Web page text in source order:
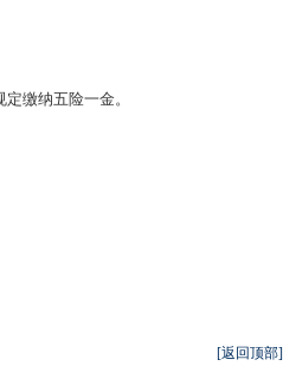
国家政策规定缴纳五险一金。
[返回顶部]